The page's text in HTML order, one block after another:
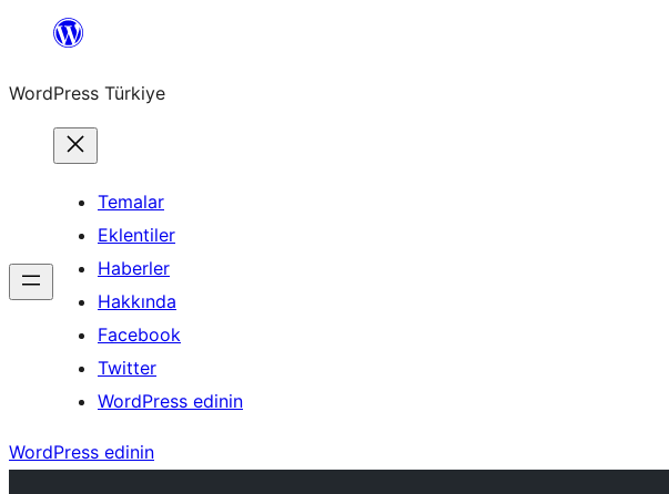
İçeriğe
WordPress Türkiye
Temalar
Eklentiler
Haberler
Hakkında
Facebook
Twitter
WordPress edinin
WordPress edinin